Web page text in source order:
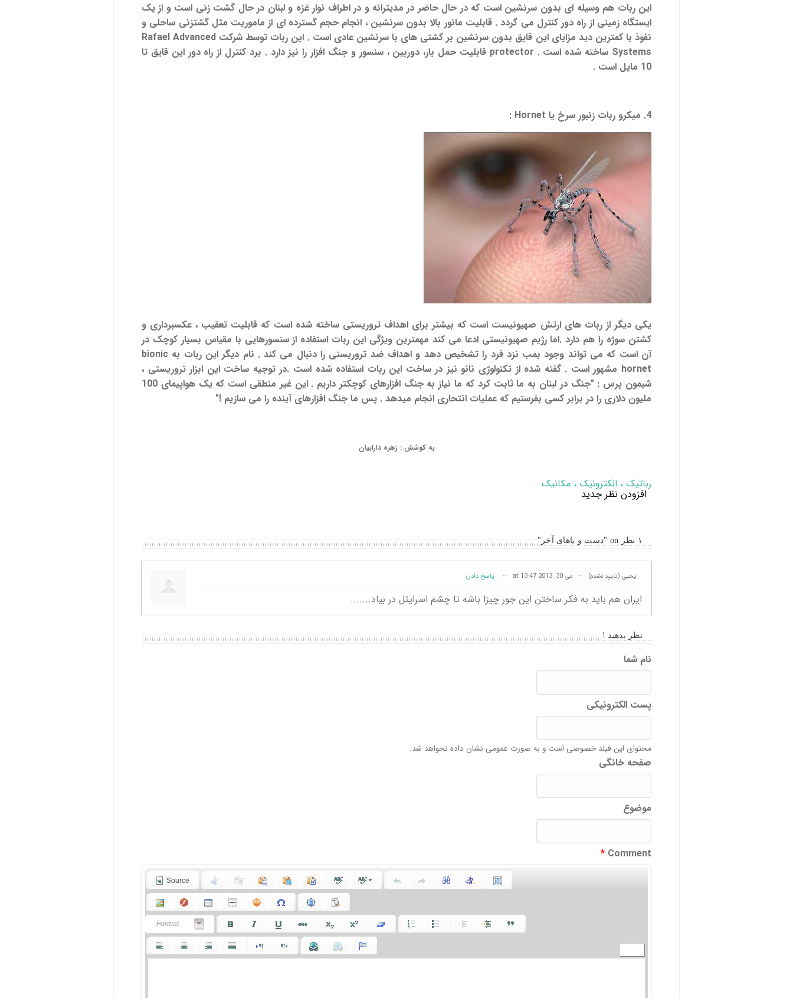
این ربات هم وسیله ای بدون سرنشین است که در حال حاضر در مدیترانه و در اطراف نوار غزه و لبنان در حال گشت زنی است و از یک
ایستگاه زمینی از راه دور کنترل می گردد . قابلیت مانور بالا بدون سرنشین ، انجام حجم گسترده ای از ماموریت مثل گشتزنی ساحلی و
نفوذ با کمترین دید مزایای این قایق بدون سرنشین بر کشتی های با سرنشین عادی است . این ربات توسط شرکت Rafael Advanced
Systems ساخته شده است . protector قابلیت حمل بار، دوربین ، سنسور
و جنگ افزار را نیز دارد . برد کنترل از راه دور این قایق تا
10 مایل است .
4. میکرو ربات زنبور سرخ یا Hornet :
یکی دیگر از ربات های ارتش صهیونیست است که بیشتر برای اهداف تروریستی ساخته شده است که قابلیت تعقیب ، عکسبرداری و
کشتن سوژه را هم دارد .اما رژیم صهیونیستی ادعا می کند مهمترین ویژگی این ربات استفاده از سنسورهایی با مقیاس بسیار کوچک در
آن است که می تواند وجود بمب نزد فرد را تشخیص دهد و اهداف ضد تروریستی را دنبال می کند . نام دیگر این ربات به bionic
hornet مشهور است . گفته شده از تکنولوژی نانو نیز در ساخت این ربات استفاده شده است .در توجیه ساخت این ابزار تروریستی ،
شیمون پرس : "جنگ در لبنان به ما ثابت کرد که ما نیاز به جنگ افزارهای کوچکتر داریم . این غیر منطقی است که یک هواپیمای 100
ملیون دلاری را در برابر کسی بفرستیم که عملیات انتحاری انجام میدهد . پس ما جنگ افزارهای آینده را می سازیم !"
به کوشش : زهره دارابیان
رباتیک ، الکترونیک ، مکانیک
افزودن نظر جدید
۱ نظر on "دست و پاهای آخر"
یحیی (تایید نشده) :: می 30, 2013 at 13:47 :: پاسخ دادن
ایران هم باید به فکر ساختن این جور چیزا باشه تا چشم اسرایئل در بیاد.......
نظر بدهید !
نام شما
پست الکترونیکی
محتوای این فیلد خصوصی است و به صورت عمومی نشان داده نخواهد شد.
صفحه خانگی
موضوع
Comment
*
Source
Format